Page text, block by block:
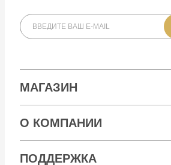
МАГАЗИН
О КОМПАНИИ
ПОДДЕРЖКА